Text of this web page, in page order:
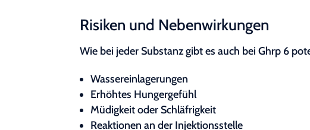
Risiken und Nebenwirkungen
Wie bei jeder Substanz gibt es auch bei Ghrp 6
Wassereinlagerungen
Erhöhtes Hungergefühl
Müdigkeit oder Schläfrigkeit
Reaktionen an der Injektionsstelle